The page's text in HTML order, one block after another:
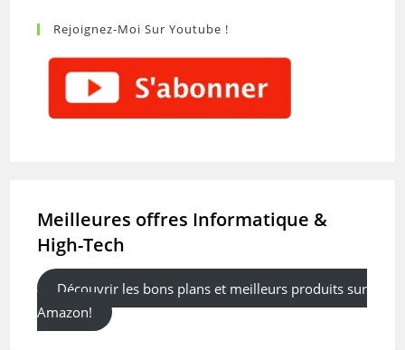
Rejoignez-Moi Sur Youtube !
Meilleures offres Informatique &
High-Tech
Découvrir les bons plans et meilleurs produits sur
Amazon!